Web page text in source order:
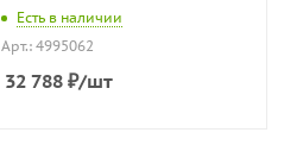
Есть в наличии
Арт.: 4995062
32 788₽/шт